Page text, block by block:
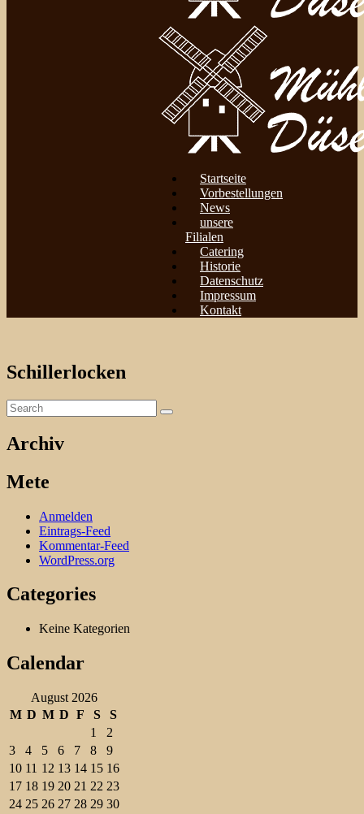
Startseite
Vorbestellungen
News
unsere
Filialen
Catering
Historie
Datenschutz
Impressum
Kontakt
Schillerlocken
Archiv
Mete
Anmelden
Eintrags-Feed
Kommentar-Feed
WordPress.org
Categories
Keine Kategorien
Calendar
August 2026
M D M D F S
S
1
2
3
4 5 6 7 8
9
10 11 12 13 14 15 16
17 18 19 20 21 22 23
24 25 26 27 28 29 30